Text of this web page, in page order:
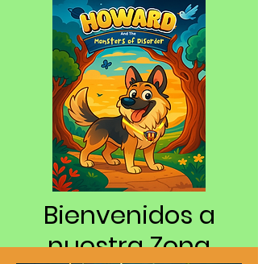
Bienvenidos a
nuestra Zona